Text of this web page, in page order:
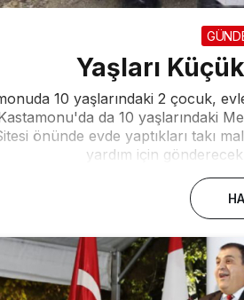
Yaşları
10 yaşlarındaki 2 çocuk,
Kastamonu'da da 10 yaşlarındaki
önünde evde yaptıkları takı
yardım için